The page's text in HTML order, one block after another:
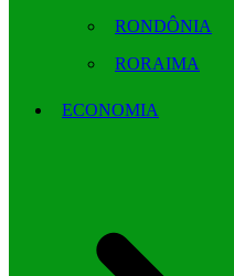
RONDÔNIA
RORAIMA
ECONOMIA